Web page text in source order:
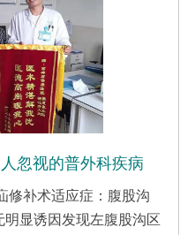
忽视的普外科疾病
修补术适应症：腹股沟
显诱因发现左腹股沟区